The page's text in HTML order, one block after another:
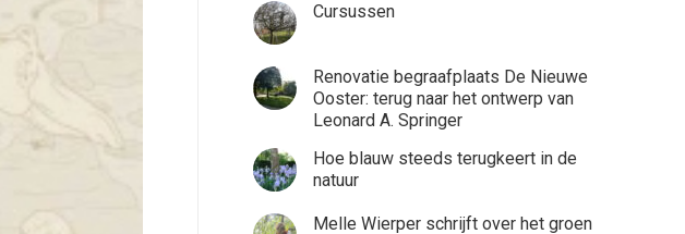
Cursussen
Renovatie begraafplaats De Nieuwe
Ooster: terug naar het ontwerp van
Leonard A. Springer
Hoe blauw steeds terugkeert in de
natuur
Melle Wierper schrijft over het groen